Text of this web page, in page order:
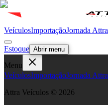
VeículosImportaçãoJornada Attra
Estoque Abrir menu
Menu
VeículosImportaçãoJornada Attra
Attra Veículos © 2026